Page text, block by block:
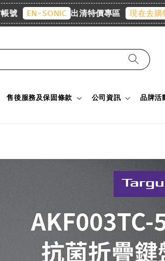
EN-SONIC 出清特價專區 現在去購物！
售後服務及保固條款 公司資訊 品牌活